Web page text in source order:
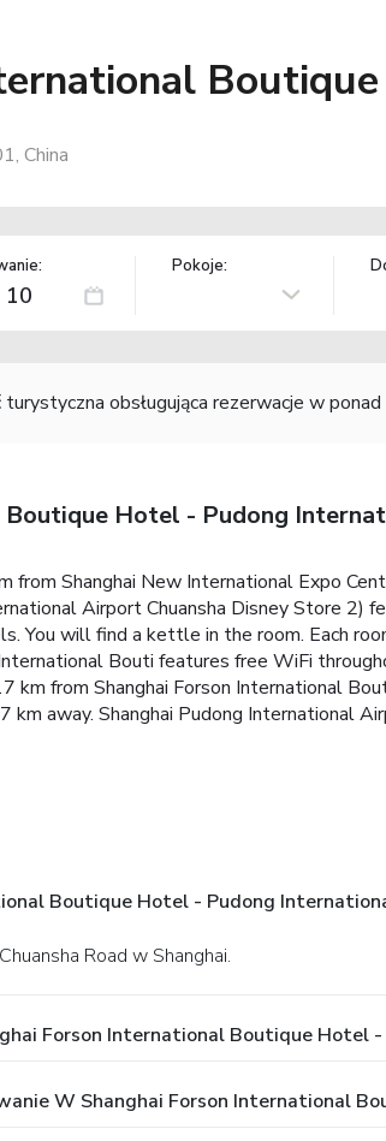
China
Pokoje:
obsługująca rezerwacje w
Boutique Hotel - Pudong
from Shanghai New International Expo
Airport Chuansha Disney Store 2)
You will find a kettle in the room. Each
Bouti features free WiFi
km from Shanghai Forson International
km away. Shanghai Pudong International
Boutique Hotel - Pudong
Road w Shanghai.
Forson International Boutique
W Shanghai Forson International